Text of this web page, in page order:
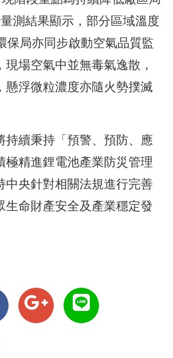
測結果顯示，部分區域溫度
保局亦同步啟動空氣品質監
場空氣中並無毒氣逸散，
懸浮微粒濃度亦隨火勢撲滅
持續秉持「預警、預防、應
極精進鋰電池產業防災管理
中央針對相關法規進行完善
生命財產安全及產業穩定發